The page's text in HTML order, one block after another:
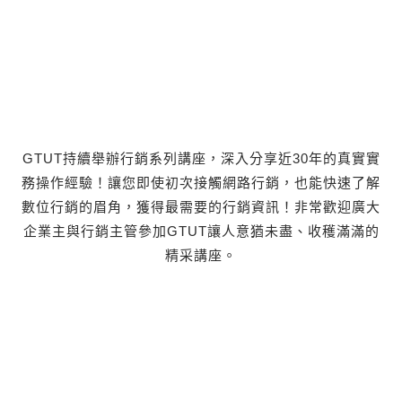
GTUT持續舉辦行銷系列講座，深入分享近30年的真實實
務操作經驗！讓您即使初次接觸網路行銷，也能快速了解
數位行銷的眉角，獲得最需要的行銷資訊！非常歡迎廣大
企業主與行銷主管參加GTUT讓人意猶未盡、收穫滿滿的
精采講座。